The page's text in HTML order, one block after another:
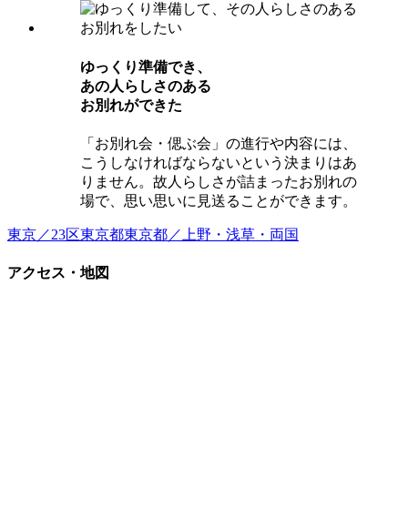
ゆっくり準備でき、
あの⼈らしさのある
お別れができた
「お別れ会・偲ぶ会」の進行や内容には、
こうしなければならないという決まりはあ
りません。故人らしさが詰まったお別れの
場で、思い思いに見送ることができます。
東京／23区東京都東京都／上野・浅草・両国
アクセス・地図